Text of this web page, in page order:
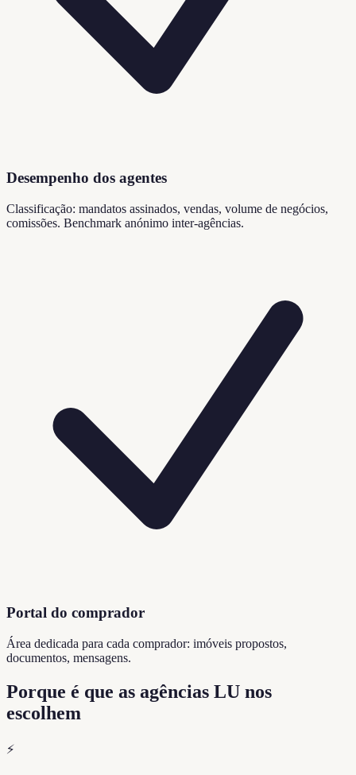
Desempenho dos agentes
Classificação: mandatos assinados, vendas, volume de negócios,
comissões. Benchmark anónimo inter-agências.
Portal do comprador
Área dedicada para cada comprador: imóveis propostos,
documentos, mensagens.
Porque é que as agências LU nos
escolhem
⚡